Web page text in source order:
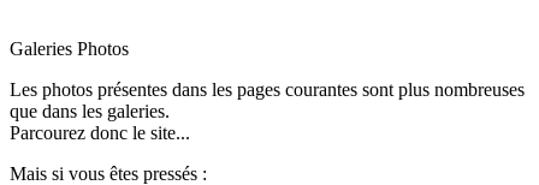
Galeries Photos
Les photos présentes dans les pages courantes sont plus nombreuses
que dans les galeries.
Parcourez donc le site...
Mais si vous êtes pressés :